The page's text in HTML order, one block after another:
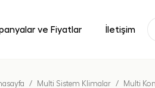
ve Fiyatlar İletişim
Multi Sistem Klimalar Multi